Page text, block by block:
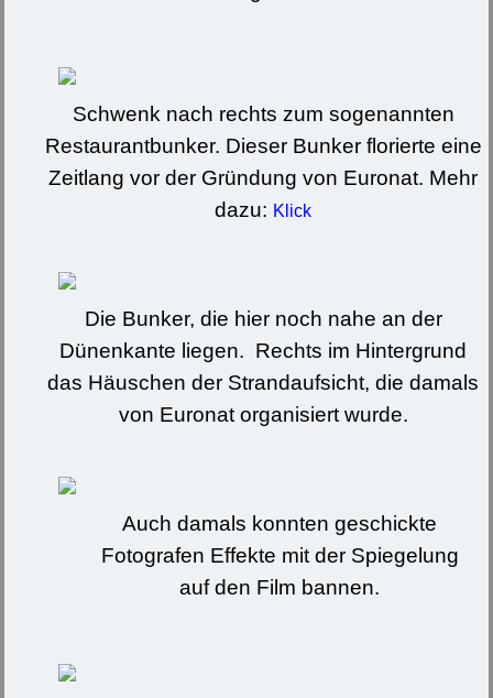
Schwenk nach rechts zum sogenannten
Restaurantbunker. Dieser Bunker florierte eine
Zeitlang vor der Gründung von Euronat. Mehr
dazu: Klick
Die Bunker, die hier noch nahe an der
Dünenkante liegen. Rechts im Hintergrund
das Häuschen der Strandaufsicht, die damals
von Euronat organisiert wurde.
Auch damals konnten geschickte
Fotografen Effekte mit der Spiegelung
auf den Film bannen.